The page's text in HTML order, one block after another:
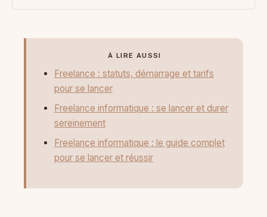
À LIRE AUSSI
Freelance : statuts, démarrage et tarifs
pour se lancer
Freelance informatique : se lancer et durer
sereinement
Freelance informatique : le guide complet
pour se lancer et réussir